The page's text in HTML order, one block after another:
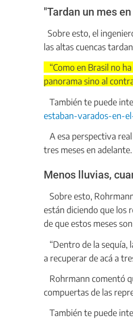
"Tardan un mes
Sobre esto, el
las altas cuencas
“Como en Brasil no
panorama sino al
También te puede
estaban-varados-en-
A esa perspectiva
tres meses en adelante.
Menos lluvias,
Sobre esto,
están diciendo que los
de que estos meses
“Dentro de la sequía,
a recuperar de acá a
Rohrmann comentó
compuertas de las
También te puede